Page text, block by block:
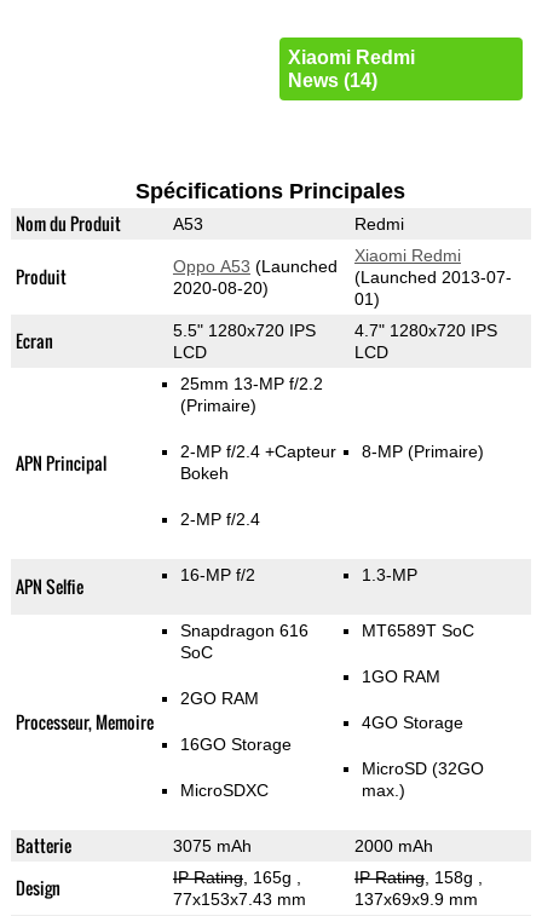
Xiaomi Redmi
News (14)
Spécifications Principales
Nom du Produit A53 Redmi
Produit Oppo A53 (Launched
2020-08-20)
Xiaomi Redmi
(Launched 2013-07-
01)
Ecran
5.5" 1280x720 IPS
LCD
4.7" 1280x720 IPS
LCD
APN Principal
25mm 13-MP f/2.2
(Primaire)
2-MP f/2.4 +Capteur
Bokeh
2-MP f/2.4
8-MP (Primaire)
APN Selfie 16-MP f/2 1.3-MP
Processeur, Memoire
Snapdragon 616
SoC
2GO RAM
16GO Storage
MicroSDXC
MT6589T SoC
1GO RAM
4GO Storage
MicroSD (32GO
max.)
Batterie 3075 mAh 2000 mAh
Design IP Rating, 165g
77x153x7.43 mm
IP Rating, 158g
137x69x9.9 mm